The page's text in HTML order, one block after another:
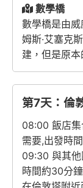
數學橋
數學橋是由威
姆斯·艾塞克
建，但是原本
第7天：倫
08:00 飯店集
需要,出發時
09:30 與其他
時間約30分